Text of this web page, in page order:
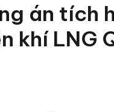
án tích
khí LNG